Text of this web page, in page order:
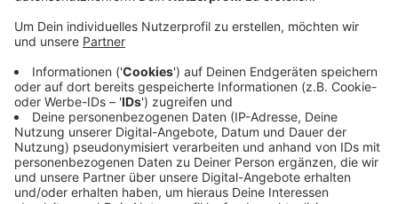
haben, Geld zurück bekommen.
Veröffentlicht:Mittwoch, 24.03.2021 13:36
Anzeige
Die Beiträge für Ganztagsbetreuung in den Schulen
und Essenspauschalen im Februar und März müssen
ebenfalls nicht gezahlt werden. Für dieKita-